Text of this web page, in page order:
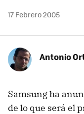
17 Febrero 2005
Antonio
Samsung ha
de lo que será el